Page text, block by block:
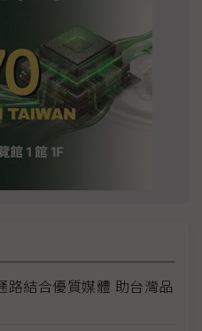
結合優質媒體 助台灣品